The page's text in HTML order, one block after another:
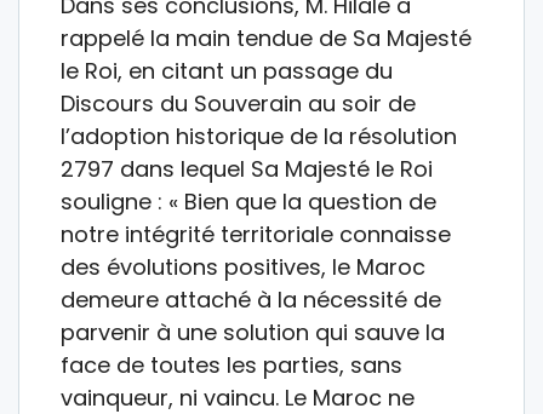
rappelé la main tendue de Sa Majesté
le Roi, en citant un passage du
Discours du Souverain au soir de
l’adoption historique de la résolution
2797 dans lequel Sa Majesté le Roi
souligne : « Bien que la question de
notre intégrité territoriale connaisse
des évolutions positives, le Maroc
demeure attaché à la nécessité de
parvenir à une solution qui sauve la
face de toutes les parties, sans
vainqueur, ni vaincu. Le Maroc ne